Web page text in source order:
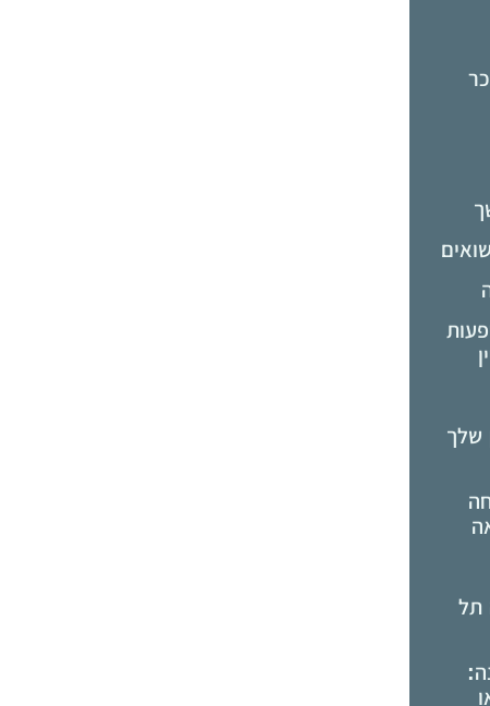
השפעות
שלך
תל